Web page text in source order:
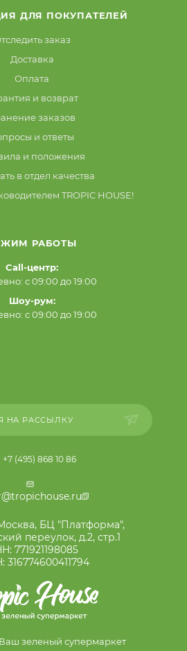
ДЛЯ ПОКУПАТЕЛЕЙ
заказ
Доставка
Оплата
и возврат
заказов
и ответы
и положения
в отдел качества
TROPIC HOUSE!
РАБОТЫ
Call-центр:
с 09:00 до 19:00
Шоу-рум:
с 09:00 до 19:00
НА РАССЫЛКУ
+7 (495) 868 10 86
БЦ "Платформа",
переулок, д.2, стр.1
771921198085
316774600411794
зеленый супермаркет